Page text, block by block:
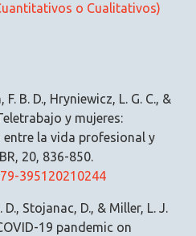
o Cualitativos)
F. B. D., Hryniewicz, L. G. C., &
y mujeres:
la vida profesional y
20, 836-850.
395120210244
Stojanac, D., & Miller, L. J.
19 pandemic on